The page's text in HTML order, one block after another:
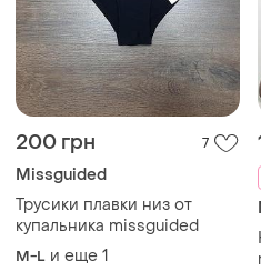
200 грн 7
Missguided
Трусики плавки низ от
купальника missguided
M-L и еще 1